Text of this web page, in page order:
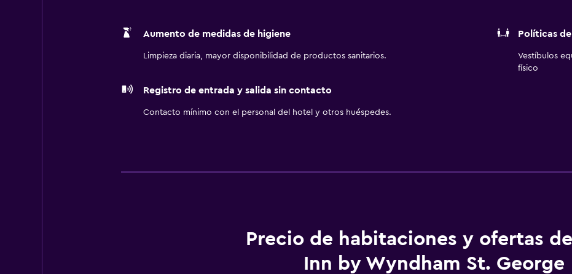
Aumento de medidas de higiene
Limpieza diaria, mayor disponibilidad de productos sanitarios.
Políticas
Vestíbulos
físico
Registro de entrada y salida sin contacto
Contacto mínimo con el personal del hotel y otros huéspedes.
Precio de habitaciones y ofertas
Inn by Wyndham St. George